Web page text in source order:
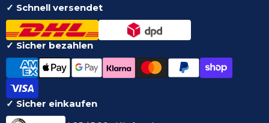
✓ Schnell versendet
✓ Sicher bezahlen
✓ Sicher einkaufen